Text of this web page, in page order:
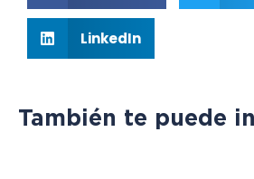
LinkedIn
También te puede